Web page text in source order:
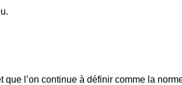
l’on continue à définir comme la